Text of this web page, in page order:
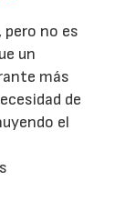
no es
un
más
de
el